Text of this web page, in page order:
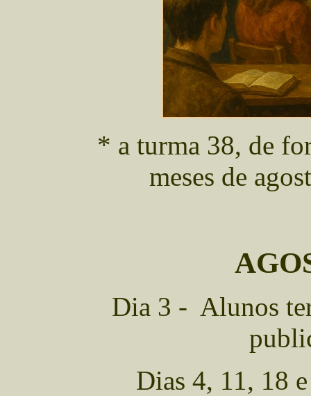
* a turma 38, de
meses de
Dia 3 - Alunos
Dias 4, 11, 18